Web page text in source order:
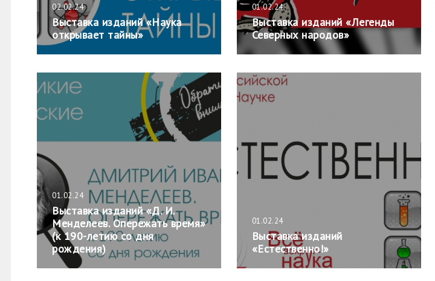
02.02.24
Выставка изданий «Наука
открывает тайны»
01.02.24
Выставка изданий «Легенды
Северных народов»
01.02.24
Выставка изданий «Д. И.
Менделеев. Опережать время»
(к 190-летию со дня
рождения)
01.02.24
Выставка изданий
«Естественно!»